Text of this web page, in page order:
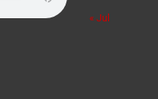
« Jul